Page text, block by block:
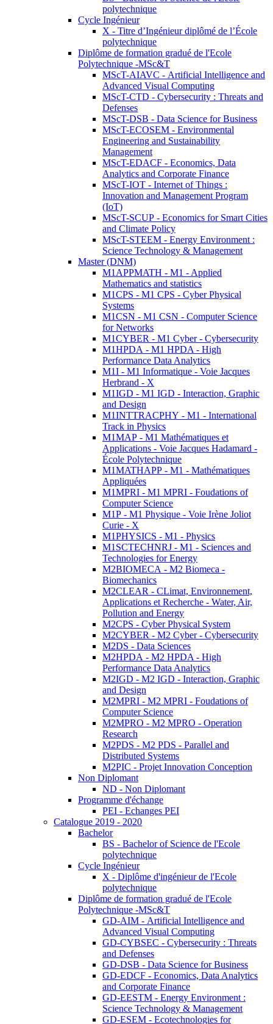
polytechnique
Cycle Ingénieur
X - Titre d’Ingénieur diplômé de l’École
polytechnique
Diplôme de formation gradué de l'Ecole
Polytechnique -MSc&T
MScT-AIAVC - Artificial Intelligence and
Advanced Visual Computing
MScT-CTD - Cybersecurity : Threats and
Defenses
MScT-DSB - Data Science for Business
MScT-ECOSEM - Environmental
Engineering and Sustainability
Management
MScT-EDACF - Economics, Data
Analytics and Corporate Finance
MScT-IOT - Internet of Things :
Innovation and Management Program
(IoT)
MScT-SCUP - Economics for Smart Cities
and Climate Policy
MScT-STEEM - Energy Environment :
Science Technology & Management
Master (DNM)
M1APPMATH - M1 - Applied
Mathematics and statistics
M1CPS - M1 CPS - Cyber Physical
Systems
M1CSN - M1 CSN - Computer Science
for Networks
M1CYBER - M1 Cyber - Cybersecurity
M1HPDA - M1 HPDA - High
Performance Data Analytics
M1I - M1 Informatique - Voie Jacques
Herbrand - X
M1IGD - M1 IGD - Interaction, Graphic
and Design
M1INTTRACPHY - M1 - International
Track in Physics
M1MAP - M1 Mathématiques et
Applications - Voie Jacques Hadamard -
École Polytechnique
M1MATHAPP - M1 - Mathématiques
Appliquées
M1MPRI - M1 MPRI - Foudations of
Computer Science
M1P - M1 Physique - Voie Irène Joliot
Curie - X
M1PHYSICS - M1 - Physics
M1SCTECHNRJ - M1 - Sciences and
Technologies for Energy
M2BIOMECA - M2 Biomeca -
Biomechanics
M2CLEAR - CLimat, Environnement,
Applications et Recherche - Water, Air,
Pollution and Energy
M2CPS - Cyber Physical System
M2CYBER - M2 Cyber - Cybersecurity
M2DS - Data Sciences
M2HPDA - M2 HPDA - High
Performance Data Analytics
M2IGD - M2 IGD - Interaction, Graphic
and Design
M2MPRI - M2 MPRI - Foudations of
Computer Science
M2MPRO - M2 MPRO - Operation
Research
M2PDS - M2 PDS - Parallel and
Distributed Systems
M2PIC - Projet Innovation Conception
Non Diplomant
ND - Non Diplomant
Programme d'échange
PEI - Echanges PEI
Catalogue 2019 - 2020
Bachelor
BS - Bachelor of Science de l'Ecole
polytechnique
Cycle Ingénieur
X - Diplôme d'ingénieur de l'Ecole
polytechnique
Diplôme de formation gradué de l'Ecole
Polytechnique -MSc&T
GD-AIM - Artificial Intelligence and
Advanced Visual Computing
GD-CYBSEC - Cybersecurity : Threats
and Defenses
GD-DSB - Data Science for Business
GD-EDCF - Economics, Data Analytics
and Corporate Finance
GD-EESTM - Energy Environment :
Science Technology & Management
GD-ESEM - Ecotechnologies for